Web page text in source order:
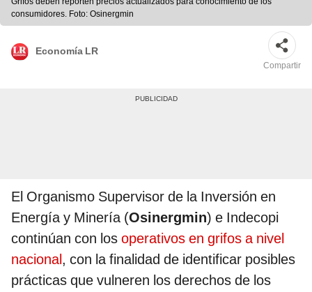
consumidores. Foto: Osinergmin
Economía LR
Compartir
El Organismo Supervisor de la Inversión en
Energía y Minería (Osinergmin) e Indecopi
continúan con los operativos en grifos a nivel
nacional, con la finalidad de identificar posibles
prácticas que vulneren los derechos de los